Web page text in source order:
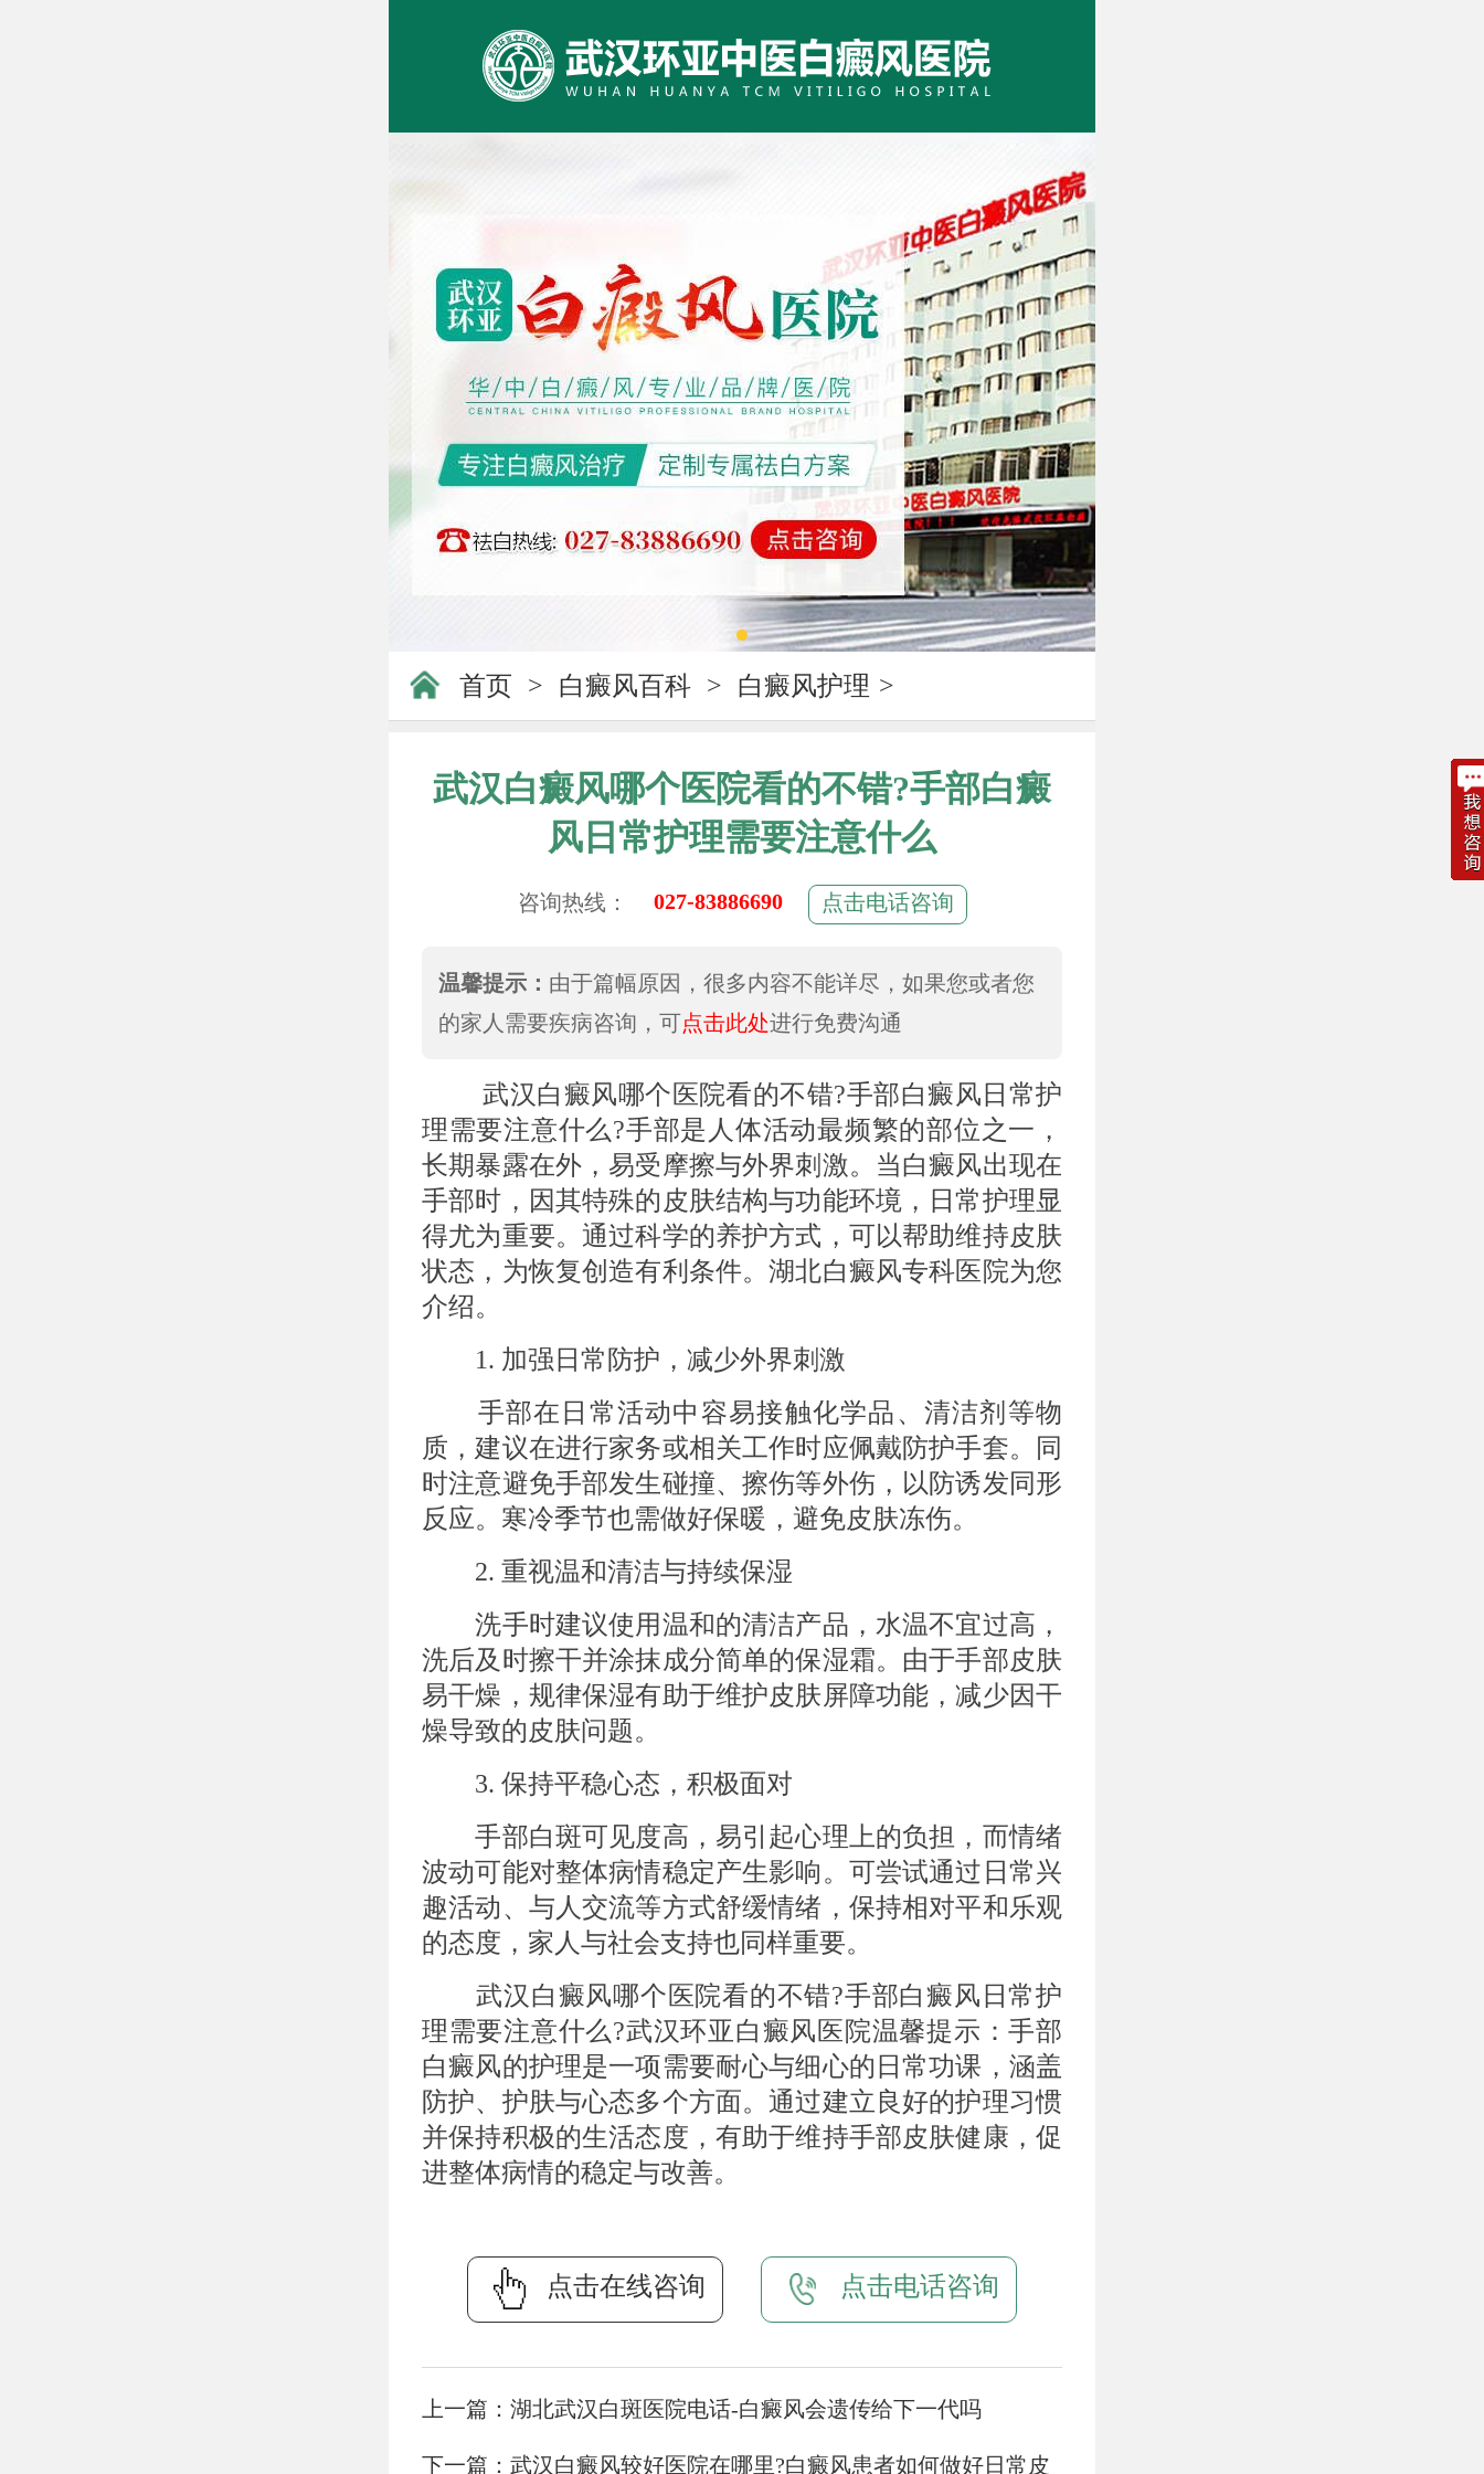
首页 > 白癜风百科 > 白癜风护理 >
武汉白癜风哪个医院看的不错?手部白癜
风日常护理需要注意什么
咨询热线： 027-83886690 点击电话咨询
温馨提示： 由于篇幅原因，很多内容不能详尽，如果您或者您
的家人需要疾病咨询，可点击此处进行免费沟通
武汉白癜风哪个医院看的不错?手部白癜风日常护
理需要注意什么?手部是人体活动最频繁的部位之一，
长期暴露在外，易受摩擦与外界刺激。当白癜风出现在
手部时，因其特殊的皮肤结构与功能环境，日常护理显
得尤为重要。通过科学的养护方式，可以帮助维持皮肤
状态，为恢复创造有利条件。湖北白癜风专科医院为您
介绍。
1. 加强日常防护，减少外界刺激
手部在日常活动中容易接触化学品、清洁剂等物
质，建议在进行家务或相关工作时应佩戴防护手套。同
时注意避免手部发生碰撞、擦伤等外伤，以防诱发同形
反应。寒冷季节也需做好保暖，避免皮肤冻伤。
2. 重视温和清洁与持续保湿
洗手时建议使用温和的清洁产品，水温不宜过高，
洗后及时擦干并涂抹成分简单的保湿霜。由于手部皮肤
易干燥，规律保湿有助于维护皮肤屏障功能，减少因干
燥导致的皮肤问题。
3. 保持平稳心态，积极面对
手部白斑可见度高，易引起心理上的负担，而情绪
波动可能对整体病情稳定产生影响。可尝试通过日常兴
趣活动、与人交流等方式舒缓情绪，保持相对平和乐观
的态度，家人与社会支持也同样重要。
武汉白癜风哪个医院看的不错?手部白癜风日常护
理需要注意什么?武汉环亚白癜风医院温馨提示：手部
白癜风的护理是一项需要耐心与细心的日常功课，涵盖
防护、护肤与心态多个方面。通过建立良好的护理习惯
并保持积极的生活态度，有助于维持手部皮肤健康，促
进整体病情的稳定与改善。
点击在线咨询 点击电话咨询
上一篇： 湖北武汉白斑医院电话-白癜风会遗传给下一代吗
下一篇： 武汉白癜风较好医院在哪里?白癜风患者如何做好日常皮